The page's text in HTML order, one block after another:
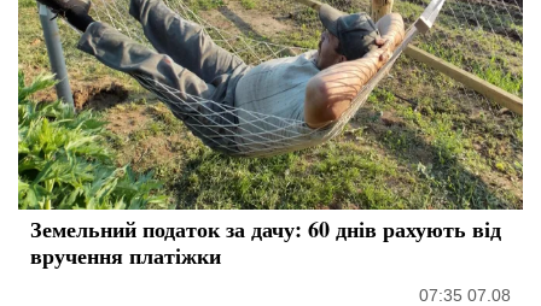
Земельний податок за дачу: 60 днів рахують від
вручення платіжки
07:35 07.08